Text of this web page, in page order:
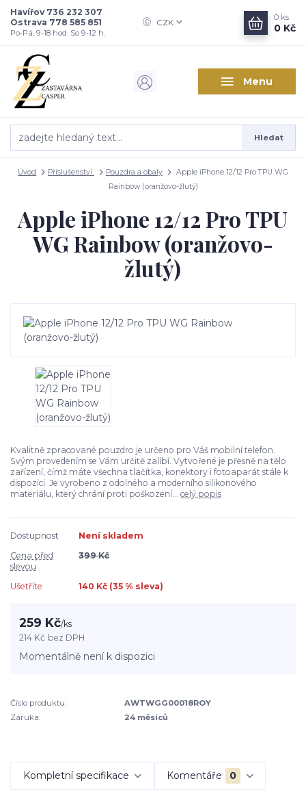
Menu
CZK
Hledat
Havířov 736 232 307
Ostrava 778 585 851
Po-Pá, 9-18 hod. So 9-12 h.
0 ks
0 Kč
Úvod Příslušenství Pouzdra a obaly
Apple iPhone 12/12 Pro TPU WG
Rainbow (oranžovo-žlutý)
Apple iPhone 12/12 Pro TPU
WG Rainbow (oranžovo-
žlutý)
Kvalitně zpracované pouzdro je určeno pro Váš mobilní telefon.
Svým provedením se Vám určitě zalíbí. Vytvořené je přesně na tělo
zařízení, čímž máte všechna tlačítka, konektory i fotoaparát stále k
dispozici. Je vyrobeno z odolného a moderního silikonového
materiálu, který chrání proti poškození... celý popis
Dostupnost
Není skladem
Cena před
slevou
399 Kč
Ušetříte 140 Kč (35 % sleva)
259 Kč/ks
214 Kč bez DPH
Momentálně není k dispozici
Číslo produktu:
AWTWGG00018ROY
Záruka:
24 měsíců
Kompletní specifikace Komentáře 0